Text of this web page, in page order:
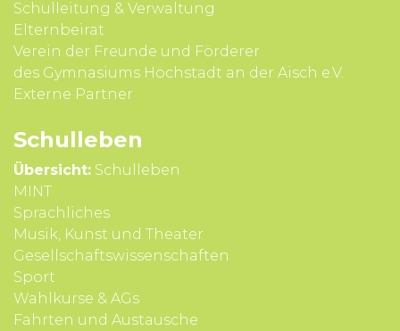
Schul­leitung & Verwal­tung
Eltern­beirat
Verein der Freunde und Förderer
des Gymnasiums Höchstadt an der Aisch e.V.
Externe Partner
Schul­leben
Übersicht: Schulleben
MINT
Sprach­liches
Musik, Kunst und Theater
Gesell­schafts­wissen­schaften
Sport
Wahl­kurse & AGs
Fahrten und Aus­tausche